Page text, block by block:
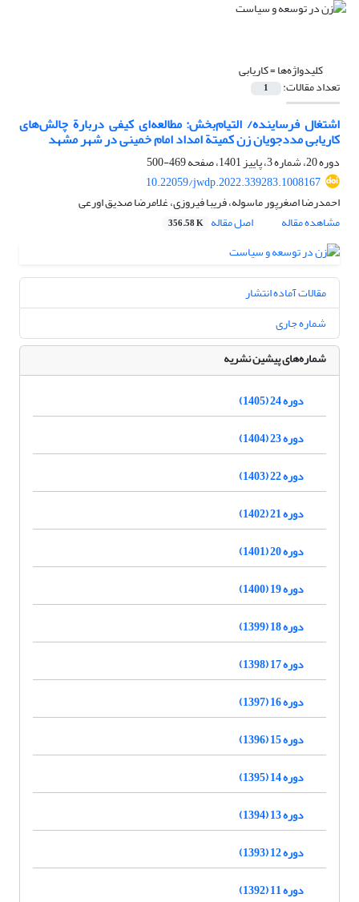
کلیدواژه‌ها =کاریابی
تعداد مقالات: 1
اشتغال فرساینده/ التیام‌بخش: مطالعه‌ای کیفی دربارة چالش‌های
کاریابی مددجویان زن کمیتة امداد امام خمینی در شهر مشهد
دوره 20، شماره 3، پاییز 1401، صفحه
469-500
10.22059/jwdp.2022.339283.1008167
احمدرضا اصغرپور ماسوله، فریبا فیروزی، غلامرضا صدیق اورعی
مشاهده مقاله
اصل مقاله 356.58 K
مقالات آماده انتشار
شماره جاری
شماره‌های پیشین نشریه
دوره 24 (1405)
دوره 23 (1404)
دوره 22 (1403)
دوره 21 (1402)
دوره 20 (1401)
دوره 19 (1400)
دوره 18 (1399)
دوره 17 (1398)
دوره 16 (1397)
دوره 15 (1396)
دوره 14 (1395)
دوره 13 (1394)
دوره 12 (1393)
دوره 11 (1392)